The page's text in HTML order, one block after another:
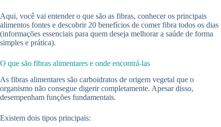
Aqui, você vai entender o que são as fibras, conhecer os principais
alimentos fontes e descobrir 20 benefícios de comer fibra todos os dias
(informações essenciais para quem deseja melhorar a saúde de forma
simples e prática).
O que são fibras alimentares e onde encontrá-las
As fibras alimentares são carboidratos de origem vegetal que o
organismo não consegue digerir completamente. Apesar disso,
desempenham funções fundamentais.
Existem dois tipos principais: